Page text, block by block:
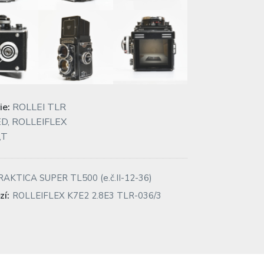
ROLLEI TLR
, ROLLEIFLEX
SUPER TL500 (e.č.II-12-36)
Next
ROLLEIFLEX K7E2 2.8E3 TLR-036/3